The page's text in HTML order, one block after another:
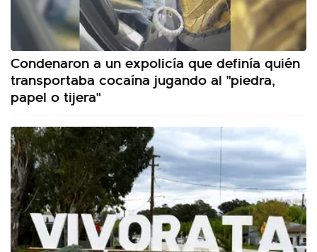
Condenaron a un expolicía que definía quién
transportaba cocaína jugando al "piedra,
papel o tijera"